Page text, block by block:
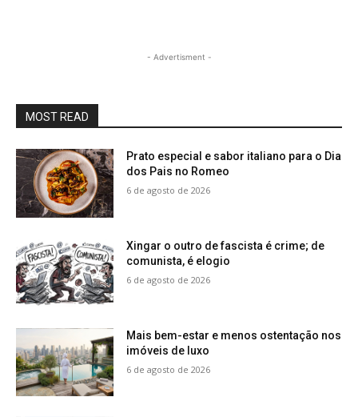
- Advertisment -
MOST READ
Prato especial e sabor italiano para o Dia
dos Pais no Romeo
6 de agosto de 2026
Xingar o outro de fascista é crime; de
comunista, é elogio
6 de agosto de 2026
Mais bem-estar e menos ostentação nos
imóveis de luxo
6 de agosto de 2026